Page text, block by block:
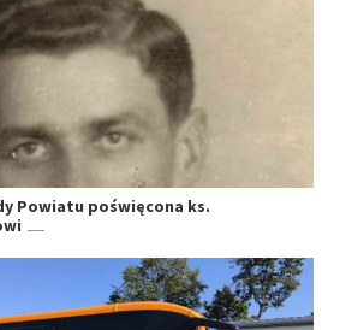
Powiatu poświęcona ks.